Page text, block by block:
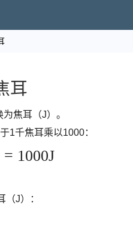
耳
焦耳（J）。
1千焦耳乘以1000：
1000J
J）：